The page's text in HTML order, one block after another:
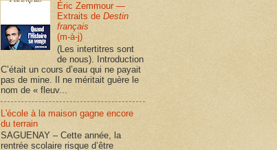
Éric Zemmour —
Extraits deDestin
français
(m-à-j)
(Les intertitres sont
de nous). Introduction
C’était un cours d’eau qui ne payait
pas de mine. Il ne méritait guère le
nom de « fleuv...
L'école à la maison gagne encore
du terrain
SAGUENAY – Cette année, la
rentrée scolaire risque d’être